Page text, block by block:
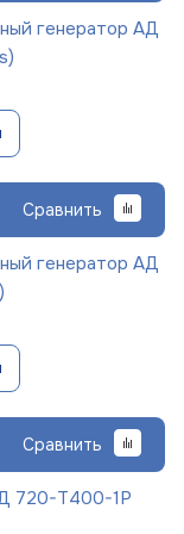
генератор АД
Сравнить
генератор АД
Сравнить
720-Т400-1Р